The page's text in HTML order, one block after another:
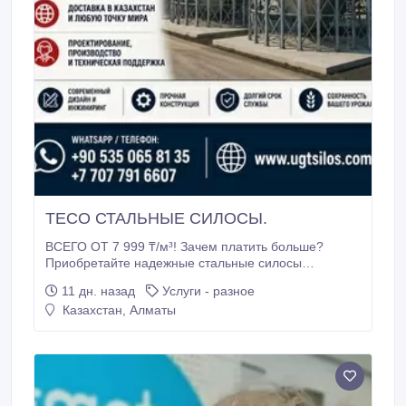
TECO СТАЛЬНЫЕ СИЛОСЫ.
ВСЕГО ОТ 7 999 ₸/м³! Зачем платить больше?
Приобретайте надежные стальные силосы
Прямая цена от производителя ✅
Высококачественная оцинкованная сталь ✅
всему Казахстану и в любую страну мира ✅
поддержка ПОЧЕМУ TECO? ✔️ Современные
11 дн. назад
Услуги - разное
Казахстан, Алматы